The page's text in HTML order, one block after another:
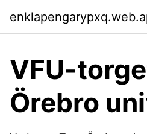
VFU-
Örebro